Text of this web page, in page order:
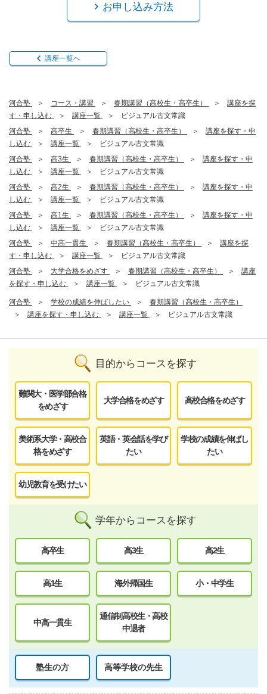
お申し込み方法
講座一覧へ
河合塾 コース・講習 春期講習（高校生・高卒生）
講座を探
す・申し込む
講座一覧
ビジュアル古文常識
河合塾
高卒生 春期講習（高校生・高卒生）
講座を探す・申
し込む
講座一覧
ビジュアル古文常識
河合塾
高3生 春期講習（高校生・高卒生）
講座を探す・申
し込む
講座一覧
ビジュアル古文常識
河合塾
高2生 春期講習（高校生・高卒生）
講座を探す・申
し込む
講座一覧
ビジュアル古文常識
河合塾
高1生 春期講習（高校生・高卒生）
講座を探す・申
し込む
講座一覧
ビジュアル古文常識
河合塾
中高一貫生 春期講習（高校生・高卒生）
講座を探
す・申し込む
講座一覧
ビジュアル古文常識
河合塾
大学合格をめざす 春期講習（高校生・高卒生）
講座
を探す・申し込む
講座一覧 ビジュアル古文常識
河合塾 学校の成績を伸ばしたい
春期講習（高校生・高卒生）
講座を探す・申し込む
講座一覧 ビジュアル古文常識
目的からコースを探す
難関大・医学部合格
をめざす
大学合格をめざす 高校合格をめざす
美術系大学・高校合
格をめざす
英語・英会話を学び
たい
学校の成績を伸ばし
たい
幼児教育を受けたい
学年からコースを探す
高卒生 高3生 高2生
高1生 海外帰国生 小・中学生
中高一貫生
通信制高校生・高校
中退者
塾生の方 高等学校の先生